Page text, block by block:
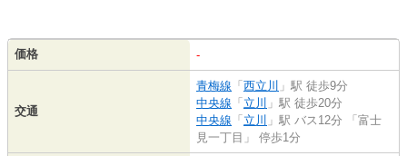
価格 -
交通
青梅線 「 西立川 」駅 徒歩9分
中央線 「 立川 」駅 徒歩20分
中央線 「 立川 」駅 バス12分 「富士
見一丁目」 停歩1分